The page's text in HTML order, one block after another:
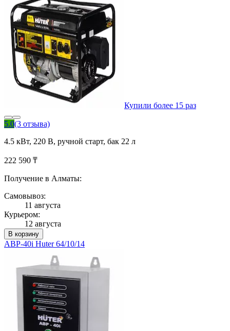
Купили более 15 раз
5.0(3 отзыва)
4.5 кВт, 220 В, ручной старт, бак 22 л
222 590 ₸
Получение в Алматы:
Самовывоз:
11 августа
Курьером:
12 августа
В корзину
АВР-40i Huter 64/10/14